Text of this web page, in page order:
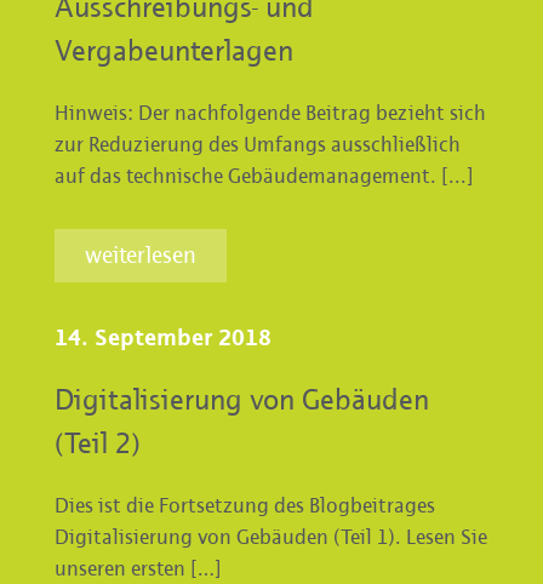
Ausschreibungs- und
Vergabeunterlagen
Hinweis: Der nachfolgende Beitrag bezieht sich
zur Reduzierung des Umfangs ausschließlich
auf das technische Gebäudemanagement. [...]
weiterlesen
14. September 2018
Digitalisierung von Gebäuden
(Teil 2)
Dies ist die Fortsetzung des Blogbeitrages
Digitalisierung von Gebäuden (Teil 1). Lesen Sie
unseren ersten […]